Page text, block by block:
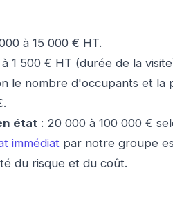
à 15 000 € HT.
1 500 € HT (durée de la
le nombre d'occupants et
état : 20 000 à 100 000 €
immédiat par notre groupe
du risque et du coût.